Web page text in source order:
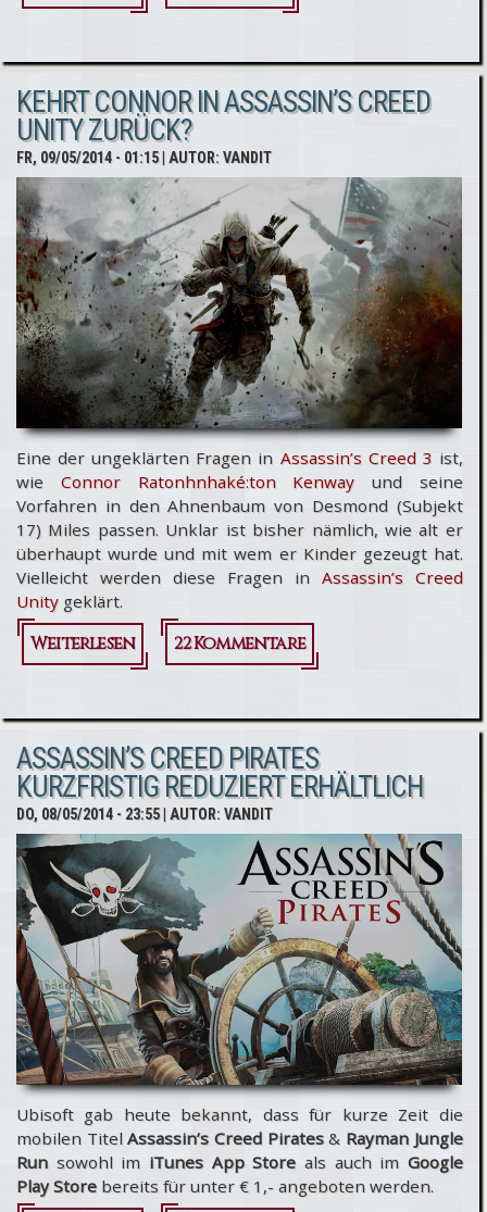
Creed:
Neue
Altaïr
Statue
KEHRT CONNOR IN ASSASSIN’S CREED
UNITY ZURÜCK?
FR, 09/05/2014 - 01:15| AUTOR:VANDIT
Eine der ungeklärten Fragen in Assassin’s Creed 3 ist,
wie Connor Ratonhnhaké:ton Kenway und seine
Vorfahren in den Ahnenbaum von Desmond (Subjekt
17) Miles passen. Unklar ist bisher nämlich, wie alt er
überhaupt wurde und mit wem er Kinder gezeugt hat.
Vielleicht werden diese Fragen in Assassin’s Creed
Unity geklärt.
Weiterlesen
über
Connor
in
Assassin’s
Creed
Unity
zurück?
22 Kommentare
ASSASSIN’S CREED PIRATES
KURZFRISTIG REDUZIERT ERHÄLTLICH
DO, 08/05/2014 - 23:55| AUTOR:VANDIT
Ubisoft gab heute bekannt, dass für kurze Zeit die
mobilen TitelAssassin’s Creed Pirates& Rayman Jungle
Runsowohl im iTunes App Storeals auch im Google
Play Storebereits für unter € 1,- angeboten werden.